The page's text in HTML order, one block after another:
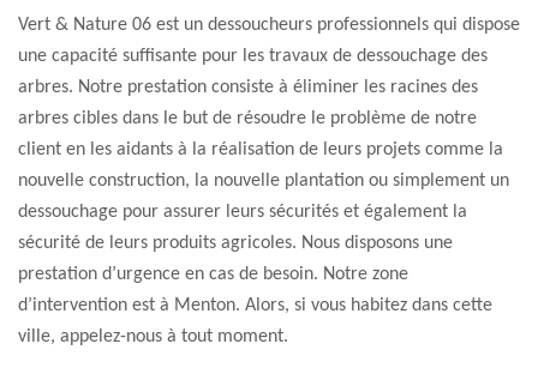
Vert & Nature 06 est un dessoucheurs professionnels qui dispose
une capacité suffisante pour les travaux de dessouchage des
arbres. Notre prestation consiste à éliminer les racines des
arbres cibles dans le but de résoudre le problème de notre
client en les aidants à la réalisation de leurs projets comme la
nouvelle construction, la nouvelle plantation ou simplement un
dessouchage pour assurer leurs sécurités et également la
sécurité de leurs produits agricoles. Nous disposons une
prestation d’urgence en cas de besoin. Notre zone
d’intervention est à Menton. Alors, si vous habitez dans cette
ville, appelez-nous à tout moment.